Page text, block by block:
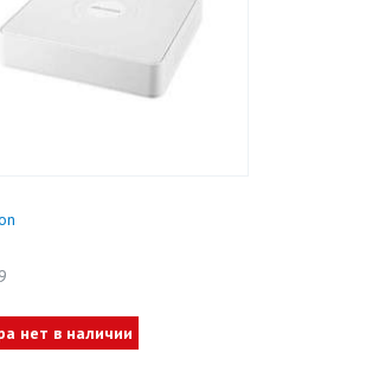
нет в наличии